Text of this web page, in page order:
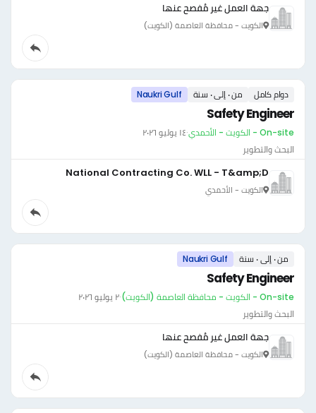
جهة العمل غير مُفصح عنها
الكويت - محافظة العاصمة (الكويت)
دوام كامل من ٠ إلى ٠ سنة Naukri Gulf
Safety Engineer
On-site - الكويت - الأحمدي ·١٤ يوليو ٢٠٢٦
البحث والتطوير
National Contracting Co. WLL - T&amp;D
الكويت - الأحمدي
من ٠ إلى ٠ سنة Naukri Gulf
Safety Engineer
On-site - الكويت - محافظة العاصمة (الكويت) ·٢ يوليو ٢٠٢٦
البحث والتطوير
جهة العمل غير مُفصح عنها
الكويت - محافظة العاصمة (الكويت)